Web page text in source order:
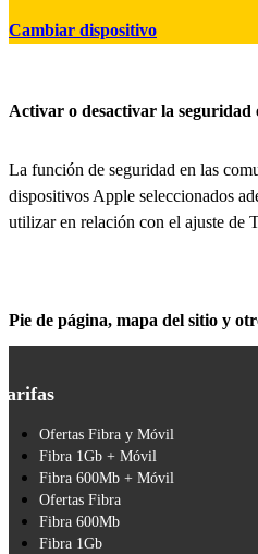
Cambiar dispositivo
Activar o desactivar la seguridad
La función de seguridad en las
dispositivos Apple seleccionados
utilizar en relación con el ajuste de
Pie de página, mapa del sitio y
Ofertas Fibra y Móvil
Fibra 1Gb + Móvil
Fibra 600Mb + Móvil
Ofertas Fibra
Fibra 600Mb
Fibra 1Gb